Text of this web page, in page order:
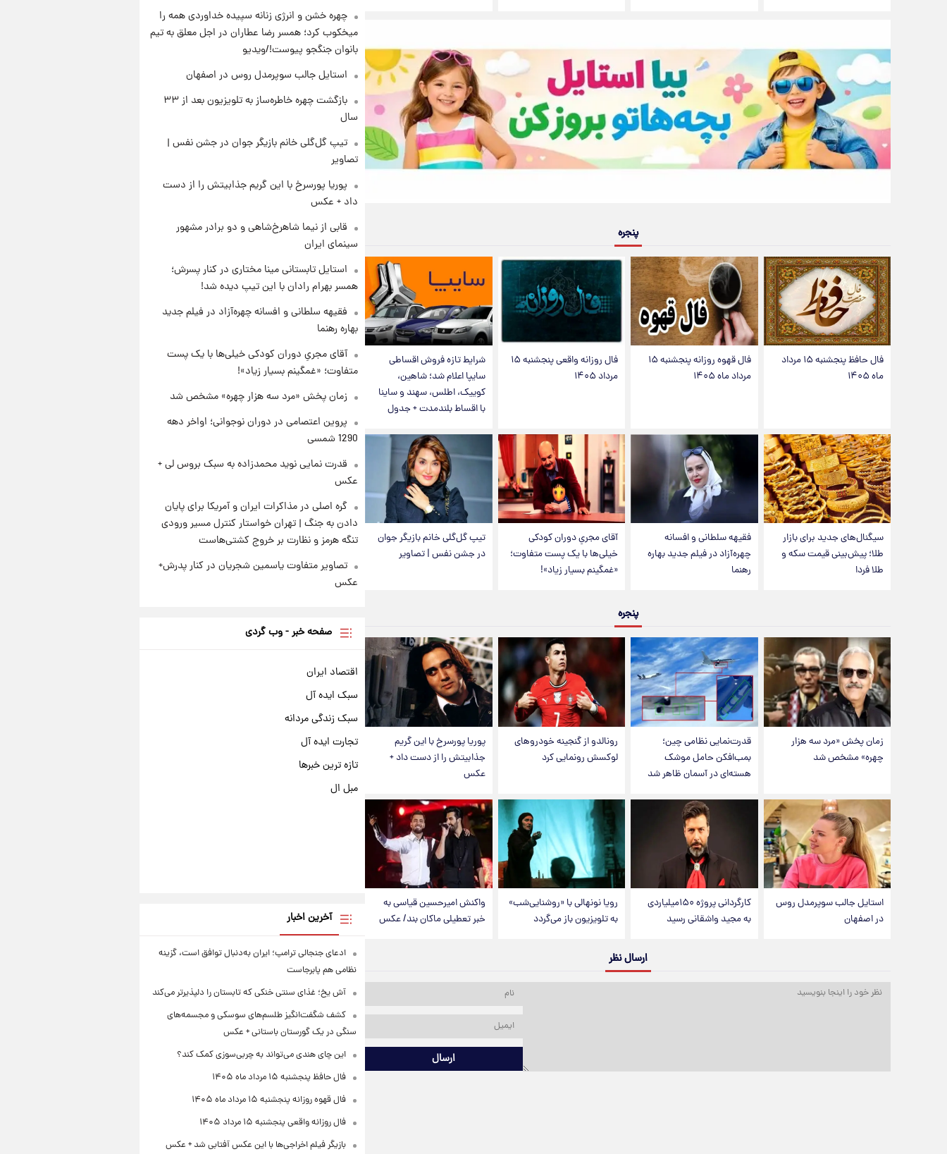
پنجره
فال حافظ پنجشنبه ۱۵ مرداد
ماه ۱۴۰۵
فال قهوه روزانه پنجشنبه ۱۵
مرداد ماه ۱۴۰۵
فال روزانه واقعی پنجشنبه ۱۵
مرداد ۱۴۰۵
شرایط تازه فروش اقساطی
سایپا اعلام شد؛ شاهین،
کوییک، اطلس، سهند و ساینا
با اقساط بلندمدت + جدول
سیگنال‌های جدید برای بازار
طلا؛ پیش‌بینی قیمت سکه و
طلا فردا
فقیهه سلطانی و افسانه
چهره‌آزاد در فیلم جدید بهاره
رهنما
آقای مجریِ دوران کودکی
خیلی‌ها با یک پست متفاوت؛
«غمگینم بسیار زیاد»!
تیپ گل‌گلی خانم بازیگر جوان
در جشن نفس | تصاویر
پنجره
زمان پخش «مرد سه هزار
چهره» مشخص شد
قدرت‌نمایی نظامی چین؛
بمب‌افکن حامل موشک
هسته‌ای در آسمان ظاهر شد
رونالدو از گنجینه خودروهای
لوکسش رونمایی کرد
پوریا پورسرخ با این گریم
جذابیتش را از دست داد +
عکس
استایل جالب سوپرمدل روس
در اصفهان
کارگردانی پروژه ۱۵۰میلیاردی
به مجید واشقانی رسید
رویا نونهالی با «روشنایی‌شب»
به تلویزیون باز می‌گردد
واکنش امیرحسین قیاسی به
خبر تعطیلی ماکان بند/ عکس
ارسال نظر
ارسال
چهارشنبه ۱۴ مرداد ۱۴۰۵/ نرخ‌ها
ثابت ماند؟ +جدول
۲۲ ساعت پیش
علی مطهری: اجرای کامل
بزرگ‌تری برای ایران است
چهره خشن و انرژی زنانه سپیده خداوردی همه را
میخکوب کرد؛ همسر رضا عطاران در اجل معلق به تیم
بانوان جنگجو پیوست!/ویدیو
استایل جالب سوپرمدل روس در اصفهان
بازگشت چهره خاطره‌ساز به تلویزیون بعد از ۳۳
سال
تیپ گل‌گلی خانم بازیگر جوان در جشن نفس |
تصاویر
پوریا پورسرخ با این گریم جذابیتش را از دست
داد + عکس
قابی از نیما شاهرخ‌شاهی و دو برادر مشهور
سینمای ایران
استایل تابستانی مینا مختاری در کنار پسرش؛
همسر بهرام رادان با این تیپ دیده شد!
فقیهه سلطانی و افسانه چهره‌آزاد در فیلم جدید
بهاره رهنما
آقای مجریِ دوران کودکی خیلی‌ها با یک پست
متفاوت؛ «غمگینم بسیار زیاد»!
زمان پخش «مرد سه هزار چهره» مشخص شد
پروین اعتصامی در دوران نوجوانی؛ اواخر دهه
1290 شمسی
قدرت نمایی نوید محمدزاده به سبک بروس لی +
عکس
گره اصلی در مذاکرات ایران و آمریکا برای پایان
دادن به جنگ | تهران خواستار کنترل مسیر ورودی
تنگه هرمز و نظارت بر خروج کشتی‌هاست
تصاویر متفاوت یاسمین شجریان در کنار پدرش+
عکس
صفحه خبر - وب گردی
اقتصاد ایران
سبک ایده آل
سبک زندگی مردانه
تجارت ایده آل
تازه ترین خبرها
مبل ال
آخرین اخبار
ادعای جنجالی ترامپ؛ ایران به‌دنبال توافق است، گزینه
نظامی هم پابرجاست
آش یخ؛ غذای سنتی خنکی که تابستان را دلپذیرتر می‌کند
کشف شگفت‌انگیز طلسم‌های سوسکی و مجسمه‌های
سنگی در یک گورستان باستانی + عکس
این چای هندی می‌تواند به چربی‌سوزی کمک کند؟
فال حافظ پنجشنبه ۱۵ مرداد ماه ۱۴۰۵
فال قهوه روزانه پنجشنبه ۱۵ مرداد ماه ۱۴۰۵
فال روزانه واقعی پنجشنبه ۱۵ مرداد ۱۴۰۵
بازیگر فیلم اخراجی‌ها با این عکس آفتابی شد + عکس